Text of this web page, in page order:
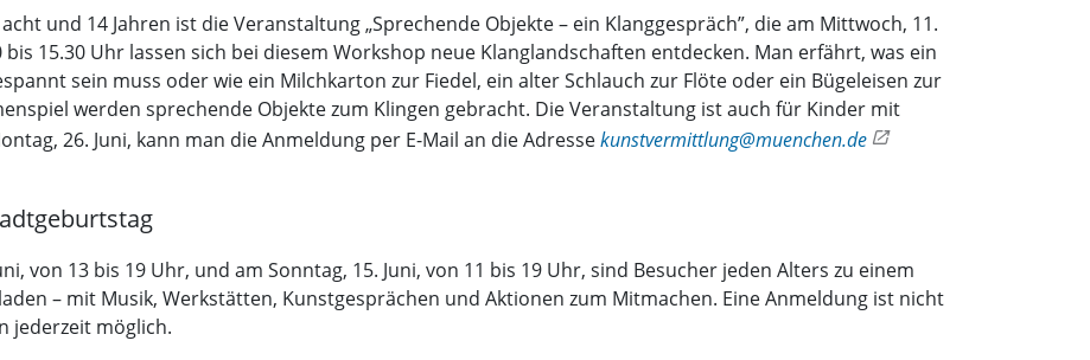
und 14 Jahren ist die Veranstaltung „Sprechende Objekte – ein Klanggespräch”, die am Mittwoch, 11.
15.30 Uhr lassen sich bei diesem Workshop neue Klanglandschaften entdecken. Man erfährt, was ein
sein muss oder wie ein Milchkarton zur Fiedel, ein alter Schlauch zur Flöte oder ein Bügeleisen zur
werden sprechende Objekte zum Klingen gebracht. Die Veranstaltung ist auch für Kinder mit
26. Juni, kann man die Anmeldung per E-Mail an die Adressekunstvermittlung@muenchen.de
von 13 bis 19 Uhr, und am Sonntag, 15. Juni, von 11 bis 19 Uhr, sind Besucher jeden Alters zu einem
– mit Musik, Werkstätten, Kunstgesprächen und Aktionen zum Mitmachen. Eine Anmeldung ist nicht
jederzeit möglich.